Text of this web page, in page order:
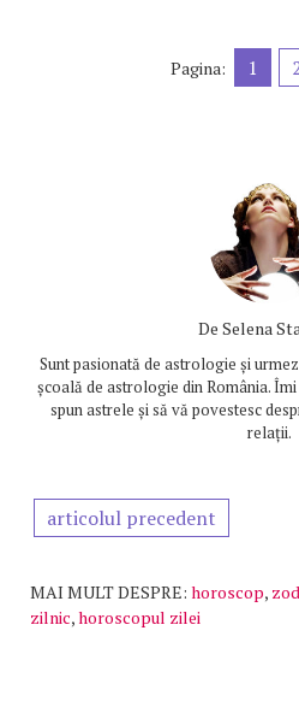
Pagina: 1
De Selena
Sunt pasionată de astrologie și
școală de astrologie din România.
spun astrele și să vă povestesc
relații.
articolul precedent
MAI MULT DESPRE: horoscop,
zilnic,horoscopul zilei